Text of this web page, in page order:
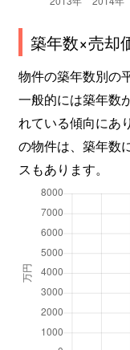
築年数×売却
物件の築年数別の
一般的には築年数
れている傾向にあ
の物件は、築年数
スもあります。